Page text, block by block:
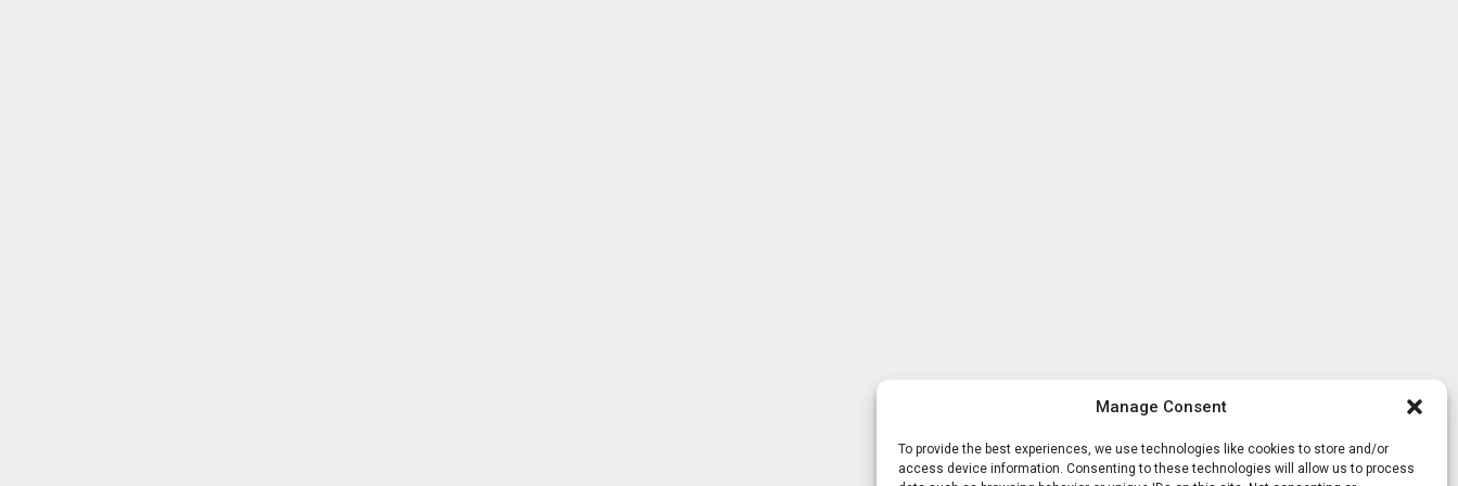
Manage Consent
To provide the best experiences, we use technologies like cookies to store and/or
access device information. Consenting to these technologies will allow us to process